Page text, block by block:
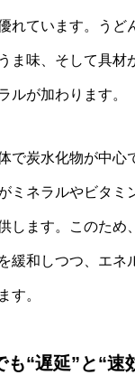
れています。うど
ま味、そして具材
ルが加わります。
で炭水化物が中心
ミネラルやビタミ
します。このため
緩和しつつ、エネ
す。
も“遅延”と“速